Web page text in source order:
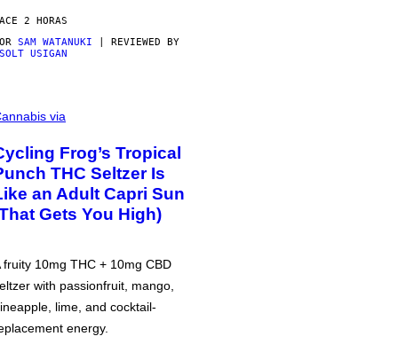
2 HORAS
SAM WATANUKI | REVIEWED BY
USIGAN
via
Frog’s Tropical
THC Seltzer Is
an Adult Capri Sun
Gets You High)
fruity 10mg THC + 10mg CBD
with passionfruit, mango,
lime, and cocktail-
energy.